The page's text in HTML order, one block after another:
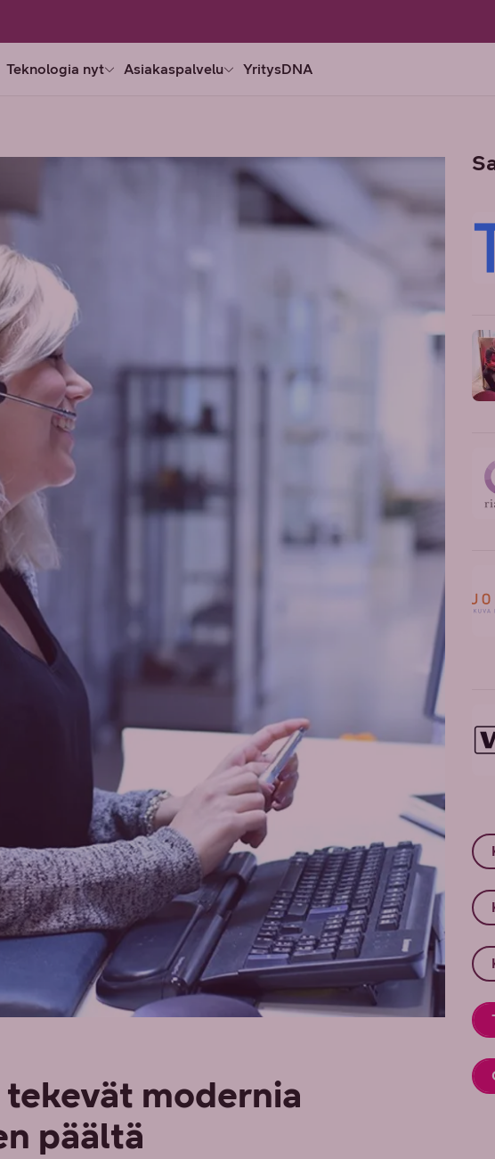
Teknologia nyt Asiakaspalvelu YritysDNA
modernia
päältä